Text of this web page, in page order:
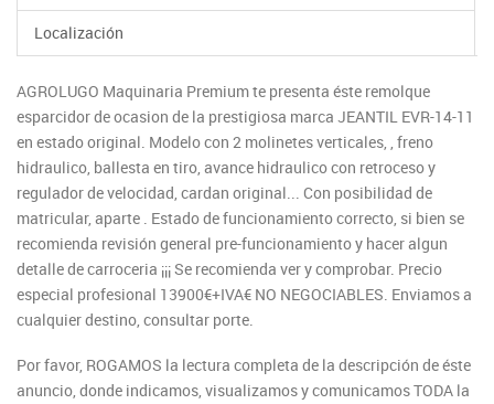
Localización
AGROLUGO Maquinaria Premium te presenta éste remolque
esparcidor de ocasion de la prestigiosa marca JEANTIL EVR-14-11
en estado original. Modelo con 2 molinetes verticales, , freno
hidraulico, ballesta en tiro, avance hidraulico con retroceso y
regulador de velocidad, cardan original... Con posibilidad de
matricular, aparte . Estado de funcionamiento correcto, si bien se
recomienda revisión general pre-funcionamiento y hacer algun
detalle de carroceria ¡¡¡ Se recomienda ver y comprobar. Precio
especial profesional 13900€+IVA€ NO NEGOCIABLES. Enviamos a
cualquier destino, consultar porte.
Por favor, ROGAMOS la lectura completa de la descripción de éste
anuncio, donde indicamos, visualizamos y comunicamos TODA la